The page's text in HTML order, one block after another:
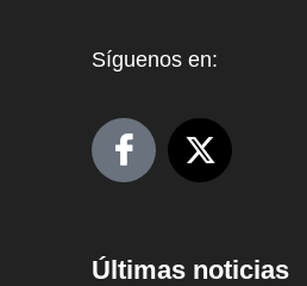
Síguenos en:
Últimas noticias